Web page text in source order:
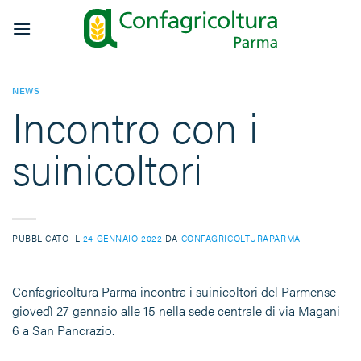
NEWS
Incontro con i
suinicoltori
PUBBLICATO IL 24 GENNAIO 2022 DA CONFAGRICOLTURAPARMA
Confagricoltura Parma incontra i suinicoltori del Parmense
giovedì 27 gennaio alle 15 nella sede centrale di via Magani
6 a San Pancrazio.